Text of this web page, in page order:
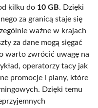
kilku do 10 GB. Dzięki
za granicą staje się
ważne w krajach
za dane mogą sięgać
warto zwrócić uwagę na
operatorzy tacy jak
promocje i plany, które
Dzięki temu